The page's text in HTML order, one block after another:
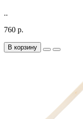
..
760 р.
В корзину